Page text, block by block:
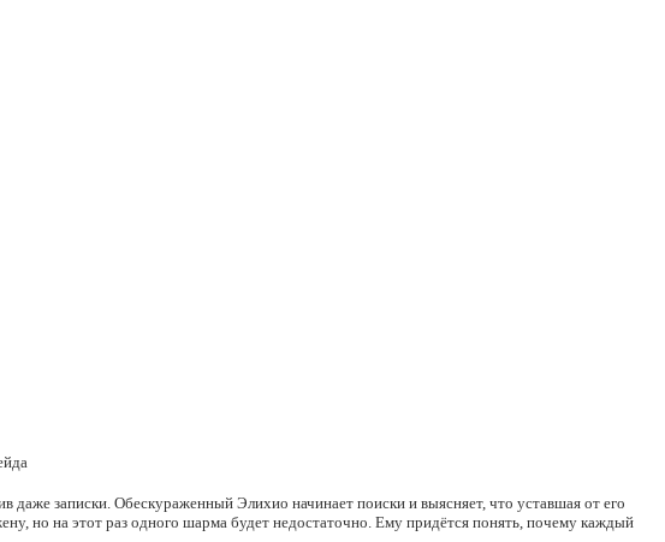
записки. Обескураженный Элихио начинает поиски и выясняет, что уставшая от его
но на этот раз одного шарма будет недостаточно. Ему придётся понять, почему каждый